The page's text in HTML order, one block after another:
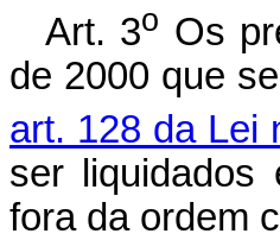
Art. 3o Os
de 2000 que
art. 128 da Lei
ser liquidados
fora da ordem